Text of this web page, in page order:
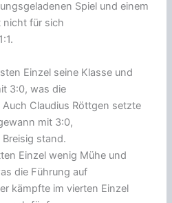
Spiel und einem
nicht für sich
Einzel seine Klasse und
3:0, was die
Claudius Röttgen setzte
mit 3:0,
stand.
Einzel wenig Mühe und
die Führung auf
kämpfte im vierten Einzel